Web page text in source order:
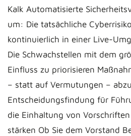
Kalk Automatisierte
um: Die tatsächliche
kontinuierlich in einer Live-
Die Schwachstellen mit dem
Einfluss zu priorisieren
– statt auf Vermutungen –
Entscheidungsfindung für
die Einhaltung von Vorschriften
stärken Ob Sie dem Vorstand